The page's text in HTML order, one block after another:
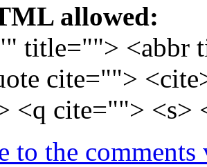
allowed:
title=""> <abbr
cite="">
<q cite=""> <s>
to the comments